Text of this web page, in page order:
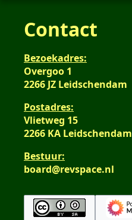
Contact
Bezoekadres:
Overgoo 1
2266 JZ Leidschendam
Postadres:
Vlietweg 15
2266 KA Leidschendam
Bestuur:
board@revspace.nl